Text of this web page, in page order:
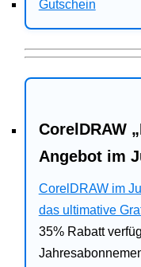
CorelDRAW
Angebot im
CorelDRAW im
das ultimative
35% Rabatt